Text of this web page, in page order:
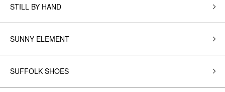
STILL BY HAND
SUNNY ELEMENT
SUFFOLK SHOES